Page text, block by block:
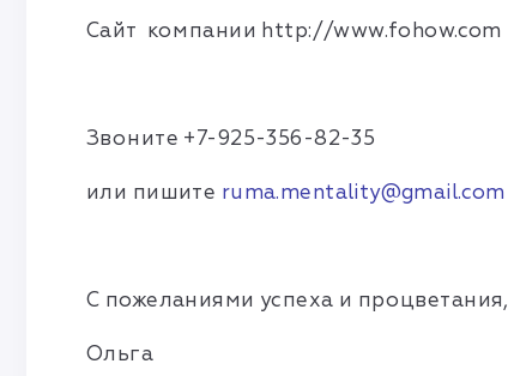
Сайт компании http://www.fohow.com
Звоните +7-925-356-82-35
или пишите ruma.mentality@gmail.com
С пожеланиями успеха и процветания,
Ольга